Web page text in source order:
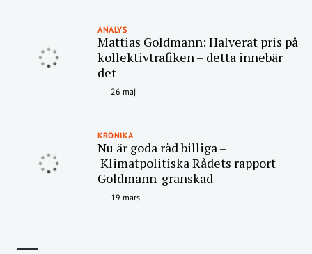
ANALYS
Mattias Goldmann: Halverat pris på
kollektivtrafiken – detta innebär
det
26 maj
KRÖNIKA
Nu är goda råd billiga –
Klimatpolitiska Rådets rapport
Goldmann-granskad
19 mars